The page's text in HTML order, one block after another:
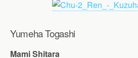
Yumeha Togashi
Mami Shitara